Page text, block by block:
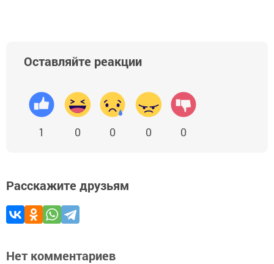
Оставляйте реакции
1 0 0 0 0
Расскажите друзьям
Нет комментариев